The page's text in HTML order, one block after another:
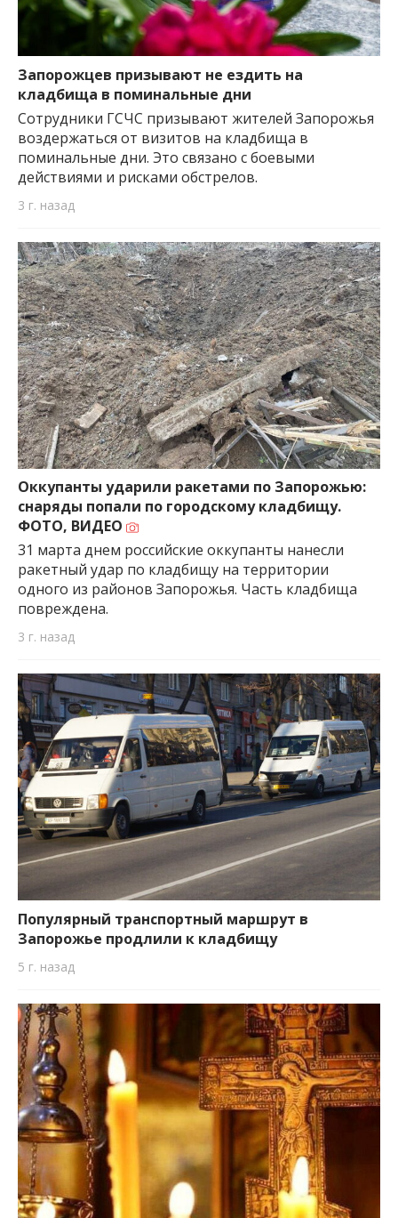
Запорожцев призывают не ездить на
кладбища в поминальные дни
Сотрудники ГСЧС призывают жителей Запорожья
воздержаться от визитов на кладбища в
поминальные дни. Это связано с боевыми
действиями и рисками обстрелов.
3 г. назад
Оккупанты ударили ракетами по Запорожью:
снаряды попали по городскому кладбищу.
ФОТО, ВИДЕО
31 марта днем российские оккупанты нанесли
ракетный удар по кладбищу на территории
одного из районов Запорожья. Часть кладбища
повреждена.
3 г. назад
Популярный транспортный маршрут в
Запорожье продлили к кладбищу
5 г. назад